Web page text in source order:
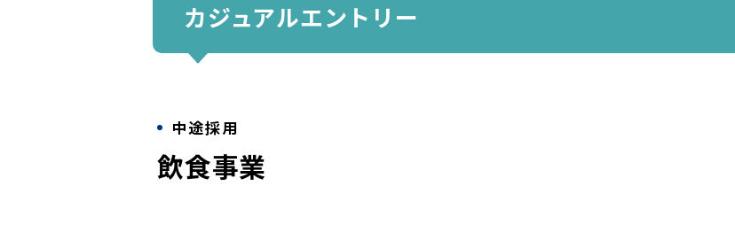
カジュアルエントリー
中途採用
飲食事業